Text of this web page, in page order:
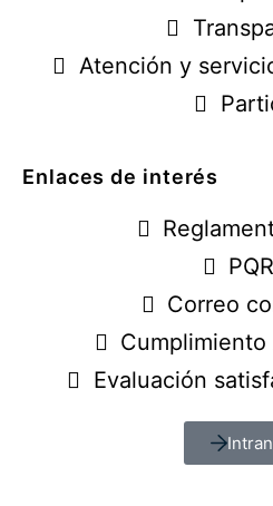
Atención y
Enlaces de interés
Correo
Evaluación